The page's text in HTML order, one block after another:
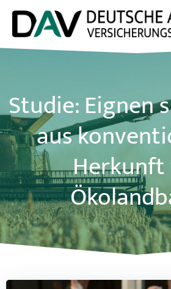
Zum
Inhalt
Studie: Eignen
aus